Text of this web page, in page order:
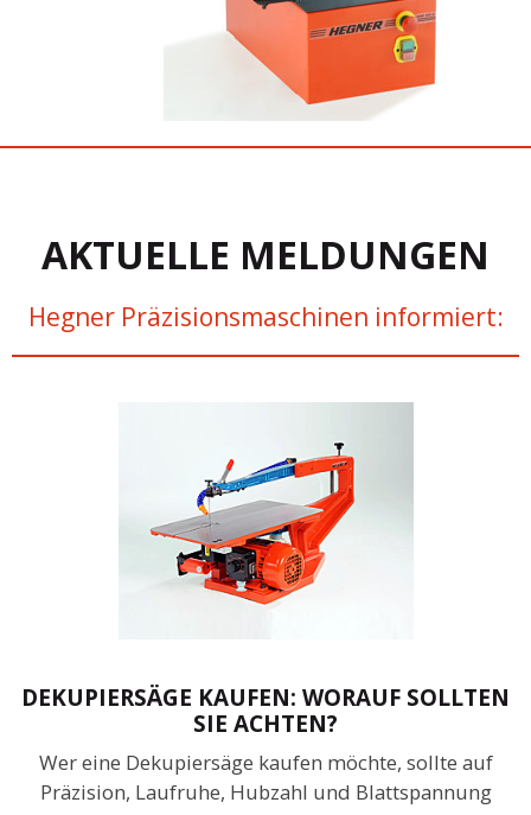
AKTUELLE MELDUNGEN
Hegner Präzisionsmaschinen informiert:
DEKUPIERSÄGE KAUFEN: WORAUF SOLLTEN
SIE ACHTEN?
Wer eine Dekupiersäge kaufen möchte, sollte auf
Präzision, Laufruhe, Hubzahl und Blattspannung